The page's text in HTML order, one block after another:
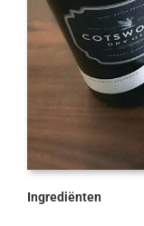
Ingrediënten